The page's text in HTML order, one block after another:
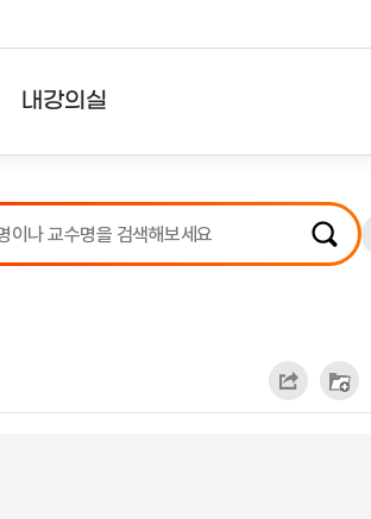
내강의실
강의리스트
수강확인증강의